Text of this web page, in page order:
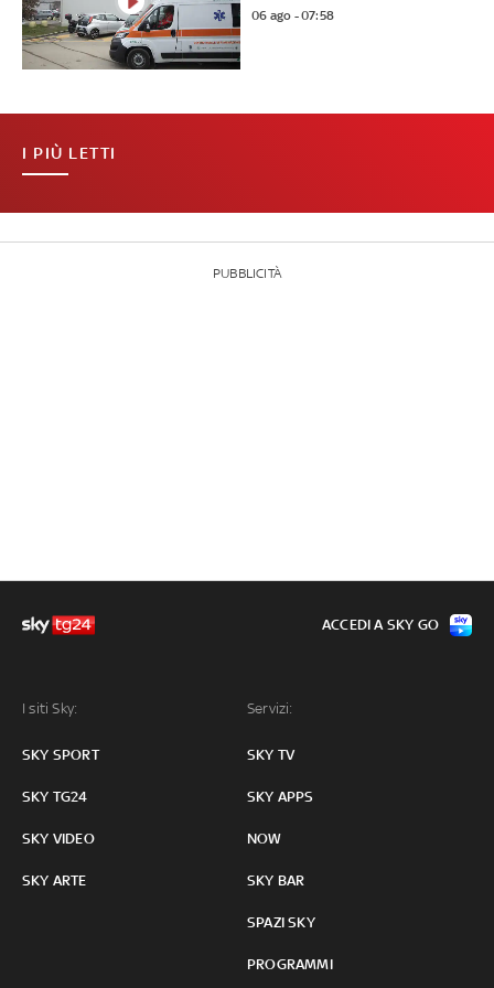
06 ago - 07:58
I PIÙ LETTI
PUBBLICITÀ
I siti Sky:
SKY SPORT
SKY TG24
SKY VIDEO
SKY ARTE
Servizi:
SKY TV
SKY APPS
NOW
SKY BAR
SPAZI SKY
PROGRAMMI
ACCEDI A SKY GO